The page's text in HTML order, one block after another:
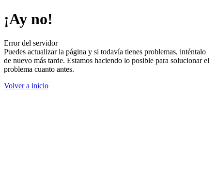
¡Ay no!
Error del servidor
Puedes actualizar la página y si todavía tienes problemas, inténtalo
de nuevo más tarde. Estamos haciendo lo posible para solucionar el
problema cuanto antes.
Volver a inicio